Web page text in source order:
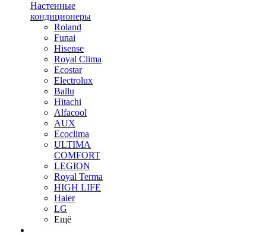
Настенные
кондиционеры
Roland
Funai
Hisense
Royal Clima
Ecostar
Electrolux
Ballu
Hitachi
Alfacool
AUX
Ecoclima
ULTIMA
COMFORT
LEGION
Royal Terma
HIGH LIFE
Haier
LG
Ещё